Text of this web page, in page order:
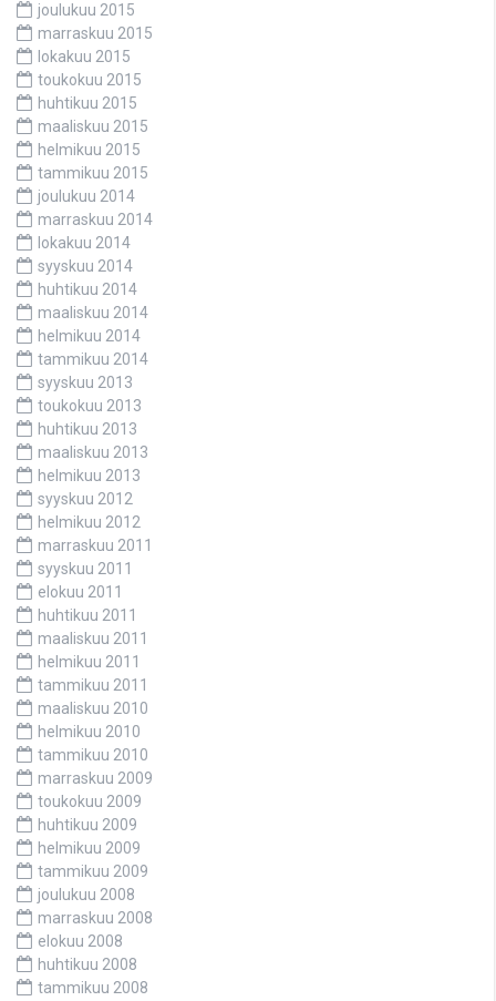
joulukuu 2015
marraskuu 2015
lokakuu 2015
toukokuu 2015
huhtikuu 2015
maaliskuu 2015
helmikuu 2015
tammikuu 2015
joulukuu 2014
marraskuu 2014
lokakuu 2014
syyskuu 2014
huhtikuu 2014
maaliskuu 2014
helmikuu 2014
tammikuu 2014
syyskuu 2013
toukokuu 2013
huhtikuu 2013
maaliskuu 2013
helmikuu 2013
syyskuu 2012
helmikuu 2012
marraskuu 2011
syyskuu 2011
elokuu 2011
huhtikuu 2011
maaliskuu 2011
helmikuu 2011
tammikuu 2011
maaliskuu 2010
helmikuu 2010
tammikuu 2010
marraskuu 2009
toukokuu 2009
huhtikuu 2009
helmikuu 2009
tammikuu 2009
joulukuu 2008
marraskuu 2008
elokuu 2008
huhtikuu 2008
tammikuu 2008